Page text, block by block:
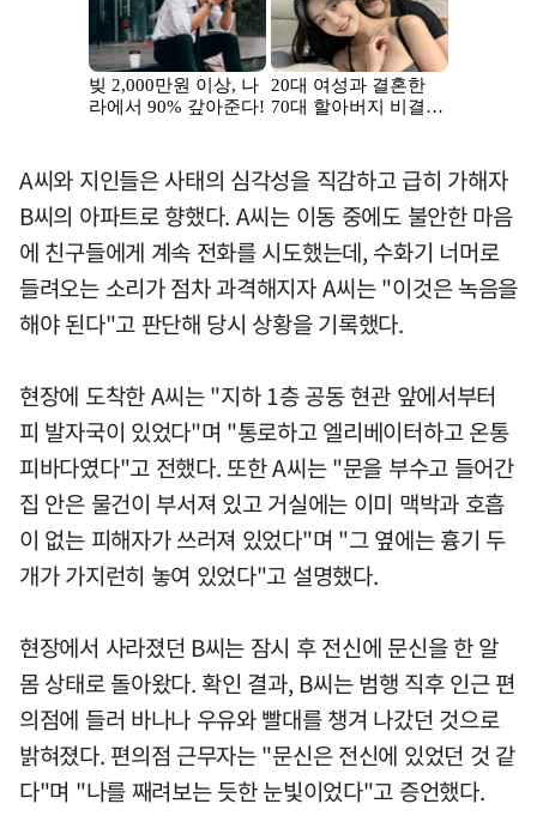
A씨와 지인들은 사태의 심각성을 직감하고 급히 가해자
B씨의 아파트로 향했다. A씨는 이동 중에도 불안한 마음
에 친구들에게 계속 전화를 시도했는데, 수화기 너머로
들려오는 소리가 점차 과격해지자 A씨는 "이것은 녹음을
해야 된다"고 판단해 당시 상황을 기록했다.
현장에 도착한 A씨는 "지하 1층 공동 현관 앞에서부터
피 발자국이 있었다"며 "통로하고 엘리베이터하고 온통
피바다였다"고 전했다. 또한 A씨는 "문을 부수고 들어간
집 안은 물건이 부서져 있고 거실에는 이미 맥박과 호흡
이 없는 피해자가 쓰러져 있었다"며 "그 옆에는 흉기 두
개가 가지런히 놓여 있었다"고 설명했다.
현장에서 사라졌던 B씨는 잠시 후 전신에 문신을 한 알
몸 상태로 돌아왔다. 확인 결과, B씨는 범행 직후 인근 편
의점에 들러 바나나 우유와 빨대를 챙겨 나갔던 것으로
밝혀졌다. 편의점 근무자는 "문신은 전신에 있었던 것 같
다"며 "나를 째려보는 듯한 눈빛이었다"고 증언했다.